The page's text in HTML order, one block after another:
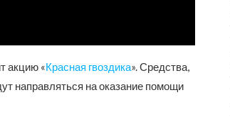
акцию «Красная гвоздика». Средства,
направляться на оказание помощи